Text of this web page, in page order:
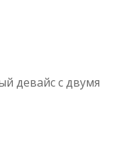
девайс с двумя